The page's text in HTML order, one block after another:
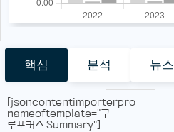
핵심 분석 뉴스
[jsoncontentimporterpro
nameoftemplate="구
루포커스 Summary"]